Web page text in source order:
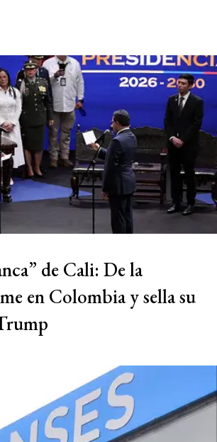
de Cali: De la
en Colombia y sella su